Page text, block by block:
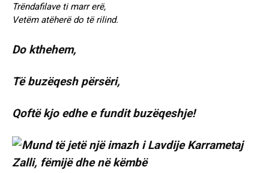
Trëndafilave ti marr erë,
Vetëm atëherë do të rilind.
Do kthehem,
Të buzëqesh përsëri,
Qoftë kjo edhe e fundit buzëqeshje!